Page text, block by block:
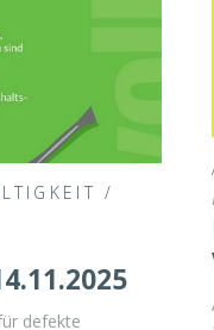
/
defekte